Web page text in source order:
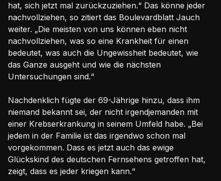
hat, sich jetzt mal zurückzuziehen.“ Das könne jeder
nachvollziehen, so zitiert das Boulevardblatt Jauch
weiter. „Die meisten von uns können eben nicht
nachvollziehen, was so eine Krankheit für einen
bedeutet, was auch die Ungewissheit bedeutet, wie
das Ganze ausgeht und wie die nächsten
Untersuchungen sind.“
Nachdenklich fügte der 69-Jährige hinzu, dass ihm
niemand bekannt sei, der nicht irgendjemanden mit
einer Krebserkrankung in seinem Umfeld habe. „Bei
jedem in der Familie ist das irgendwo schon mal
vorgekommen. Dass es jetzt auch das ewige
Glückskind des deutschen Fernsehens getroffen hat,
zeigt, dass es jeder kriegen kann.“